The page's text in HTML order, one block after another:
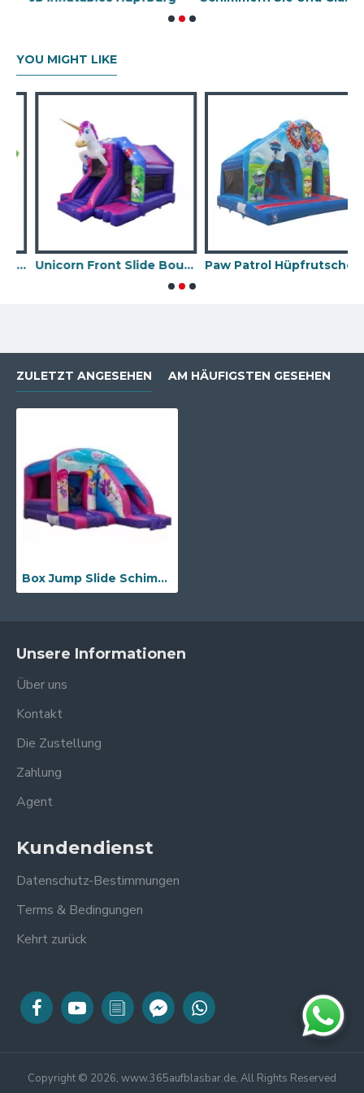
YOU MIGHT LIKE
Unicorn Front Slide Bouncer Paw Patrol Hüpfrutsche
ZULETZT ANGESEHEN AM HÄUFIGSTEN GESEHEN
Box Jump Slide Schimmer Und Glanz
Unsere Informationen
Über uns
Kontakt
Die Zustellung
Zahlung
Agent
Kundendienst
Datenschutz-Bestimmungen
Terms & Bedingungen
Kehrt zurück
Copyright © 2026, www.365aufblasbar.de, All Rights Reserved